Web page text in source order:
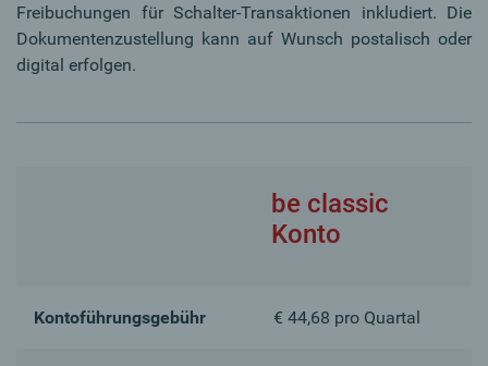
Freibuchungen für Schalter-Transaktionen inkludiert. Die
Dokumentenzustellung kann auf Wunsch postalisch oder
digital erfolgen.
be classic
Konto
Kontoführungsgebühr € 44,68 pro Quartal